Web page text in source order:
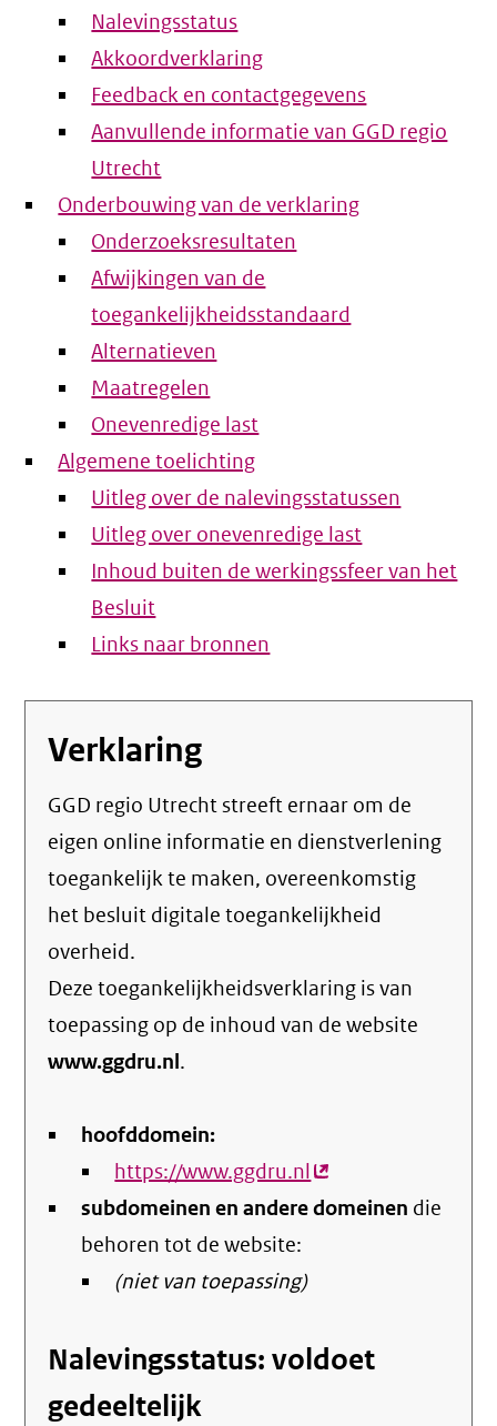
Nalevingsstatus
Akkoordverklaring
Feedback en contactgegevens
Aanvullende informatie van GGD regio
Utrecht
Onderbouwing van de verklaring
Onderzoeksresultaten
Afwijkingen van de
toegankelijkheidsstandaard
Alternatieven
Maatregelen
Onevenredige last
Algemene toelichting
Uitleg over de nalevingsstatussen
Uitleg over onevenredige last
Inhoud buiten de werkingssfeer van het
Besluit
Links naar bronnen
Verklaring
GGD regio Utrecht streeft ernaar om de
eigen online informatie en dienstverlening
toegankelijk te maken, overeenkomstig
het besluit digitale toegankelijkheid
overheid.
Deze toegankelijkheidsverklaring is van
toepassing op de inhoud van de website
www.ggdru.nl.
hoofddomein:
https://www.ggdru.nl(externe
link)
subdomeinen en andere domeinen die
behoren tot de website:
(niet van toepassing)
Nalevingsstatus: voldoet
gedeeltelijk